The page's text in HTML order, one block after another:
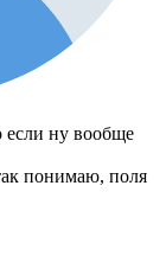
если ну вообще
понимаю, поля